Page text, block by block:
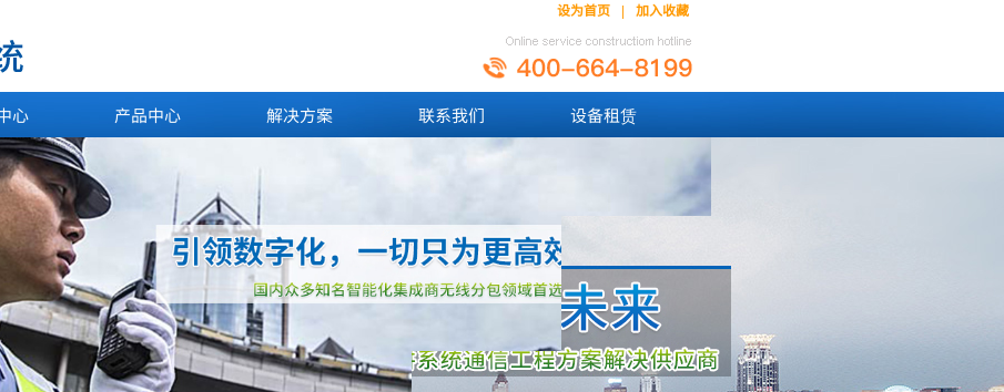
设为首页 加入收藏
心 产品中心 解决方案 联系我们 设备租赁